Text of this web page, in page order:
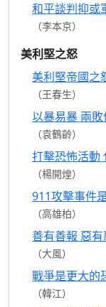
和平談判抑或
（李本京）
美利堅之怒
美利堅帝國之
（王春生）
以暴易暴 兩
（袁鶴齡）
打擊恐怖活動
（楊開煌）
911攻擊事件
（高雄柏）
善有善報 惡有
（大風）
戰爭是更大的
（韓江）